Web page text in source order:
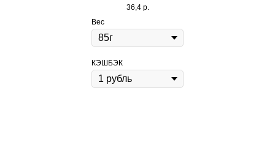
36,4 р.
Вес
КЭШБЭК